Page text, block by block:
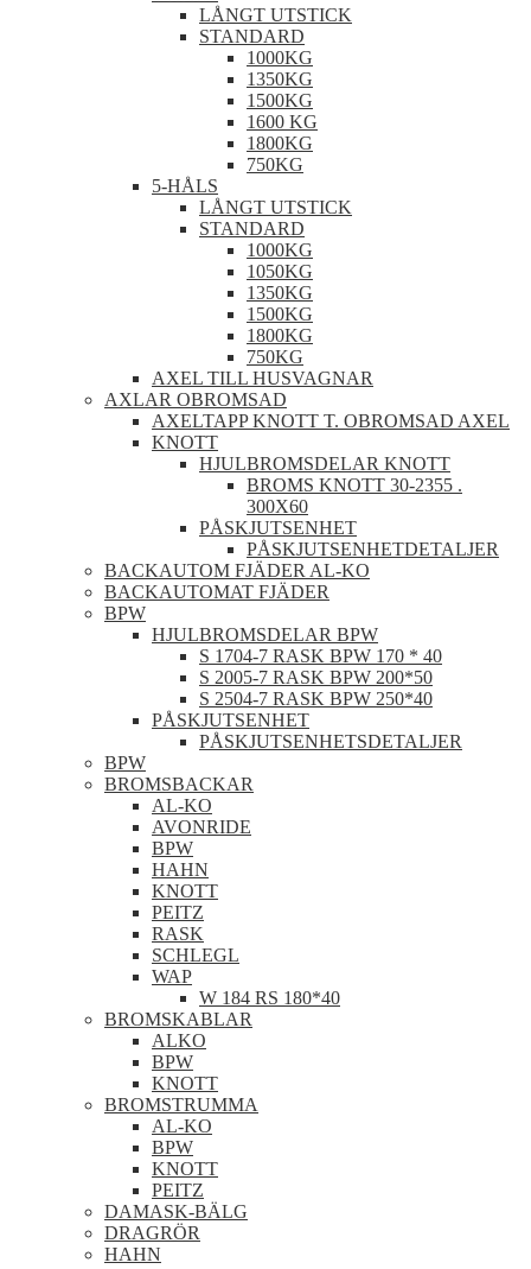
LÅNGT UTSTICK
STANDARD
1000KG
1350KG
1500KG
1600 KG
1800KG
750KG
5-HÅLS
LÅNGT UTSTICK
STANDARD
1000KG
1050KG
1350KG
1500KG
1800KG
750KG
AXEL TILL HUSVAGNAR
AXLAR OBROMSAD
AXELTAPP KNOTT T. OBROMSAD AXEL
KNOTT
HJULBROMSDELAR KNOTT
BROMS KNOTT 30-2355 .
300X60
PÅSKJUTSENHET
PÅSKJUTSENHETDETALJER
BACKAUTOM FJÄDER AL-KO
BACKAUTOMAT FJÄDER
BPW
HJULBROMSDELAR BPW
S 1704-7 RASK BPW 170 * 40
S 2005-7 RASK BPW 200*50
S 2504-7 RASK BPW 250*40
PÅSKJUTSENHET
PÅSKJUTSENHETSDETALJER
BPW
BROMSBACKAR
AL-KO
AVONRIDE
BPW
HAHN
KNOTT
PEITZ
RASK
SCHLEGL
WAP
W 184 RS 180*40
BROMSKABLAR
ALKO
BPW
KNOTT
BROMSTRUMMA
AL-KO
BPW
KNOTT
PEITZ
DAMASK-BÄLG
DRAGRÖR
HAHN